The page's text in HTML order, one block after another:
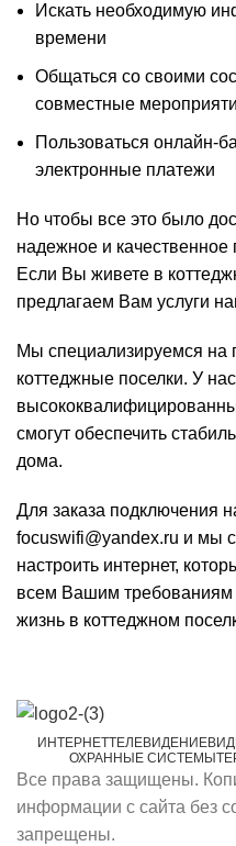
Искать необходимую
времени
Общаться со своими
совместные
Пользоваться онлайн-
электронные платежи
Но чтобы все это было
надежное и качественное
Если Вы живете в
предлагаем Вам услуги
Мы специализируемся на
коттеджные поселки. У
смогут обеспечить
дома.
Для заказа подключения
focuswifi@yandex.ru и мы
настроить интернет,
всем Вашим требованиям
жизнь в коттеджном
ИНТЕРНЕТТЕЛЕВИДЕНИЕ
ОХРАННЫЕ СИСТЕМЫ
Все права защищены.
информации с сайта без
запрещены.